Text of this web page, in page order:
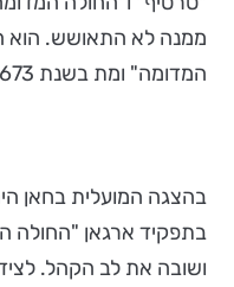
ממנה לא התאושש. הוא
המדומה" ומת בשנת 1673 בפריז.
בהצגה המועלית בחאן
בתפקיד ארגאן "החולה
ושובה את לב הקהל.